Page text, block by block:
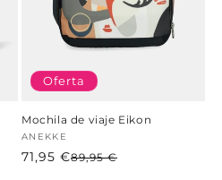
Oferta
Mochila de viaje Eikon
Proveedor:
ANEKKE
89,95 €
71,95 €